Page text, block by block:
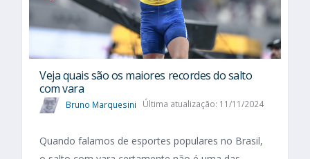
Veja quais são os maiores recordes do salto
com vara
Bruno Marquesini Última atualização: 11/11/2024
Quando falamos de esportes populares no Brasil,